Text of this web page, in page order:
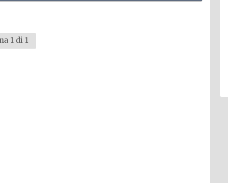
1 di 1